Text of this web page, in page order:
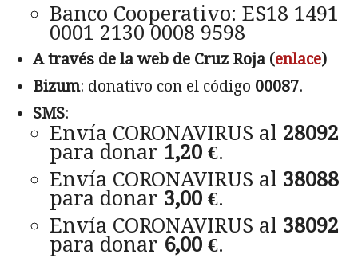
Banco Cooperativo: ES18 1491
0001 2130 0008 9598
A través de la web de Cruz Roja (enlace)
Bizum: donativo con el código 00087.
SMS:
Envía CORONAVIRUS al 28092
para donar 1,20 €.
Envía CORONAVIRUS al 38088
para donar 3,00 €.
Envía CORONAVIRUS al 38092
para donar 6,00 €.